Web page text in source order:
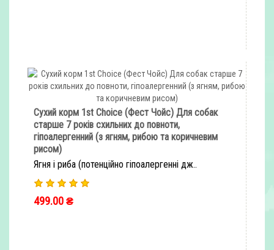
Сухий корм 1st Choice (Фест Чойс) Для собак
старше 7 років схильних до повноти,
гіпоалергенний (з ягням, рибою та коричневим
рисом)
Ягня і риба (потенційно гіпоалергенні дж..
499.00 ₴